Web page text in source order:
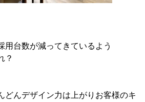
用台数が減ってきているよう
？
どんデザイン力は上がりお客様のキ